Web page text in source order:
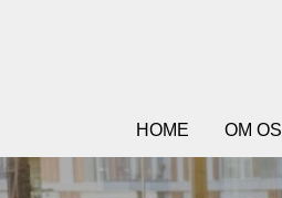
HOME
OM OS